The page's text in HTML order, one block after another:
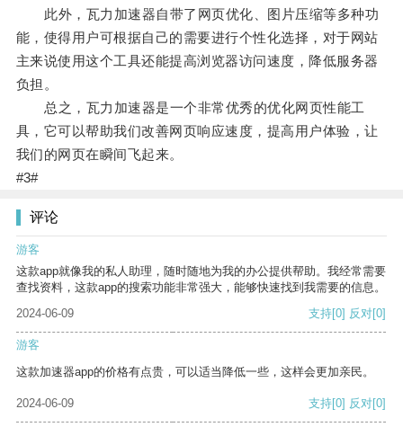
此外，瓦力加速器自带了网页优化、图片压缩等多种功
能，使得用户可根据自己的需要进行个性化选择，对于网站
主来说使用这个工具还能提高浏览器访问速度，降低服务器
负担。
总之，瓦力加速器是一个非常优秀的优化网页性能工
具，它可以帮助我们改善网页响应速度，提高用户体验，让
我们的网页在瞬间飞起来。
#3#
评论
游客
这款app就像我的私人助理，随时随地为我的办公提供帮助。我经常需要
查找资料，这款app的搜索功能非常强大，能够快速找到我需要的信息。
2024-06-09
支持[0] 反对[0]
游客
这款加速器app的价格有点贵，可以适当降低一些，这样会更加亲民。
2024-06-09 支持[0] 反对[0]